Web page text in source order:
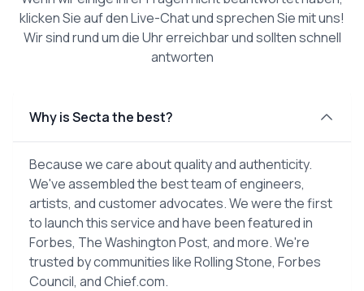
klicken Sie auf den Live-Chat und sprechen Sie mit uns!
Wir sind rund um die Uhr erreichbar und sollten schnell
antworten
Why is Secta the best?
Because we care about quality and authenticity.
We've assembled the best team of engineers,
artists, and customer advocates. We were the first
to launch this service and have been featured in
Forbes, The Washington Post, and more. We're
trusted by communities like Rolling Stone, Forbes
Council, and Chief.com.